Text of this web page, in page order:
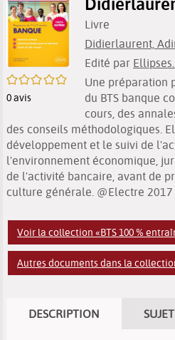
/5
0avis
Livre
Didierlaurent,
Edité par
Une préparation
du BTS banque
cours, des
des conseils méthodologiques.
développement et le suivi de
l'environnement économique,
de l'activité bancaire, avant de
culture générale. @Electre 2017
Voir la collection «BTS 100 %
Autres documents dans la
DESCRIPTION SUJET